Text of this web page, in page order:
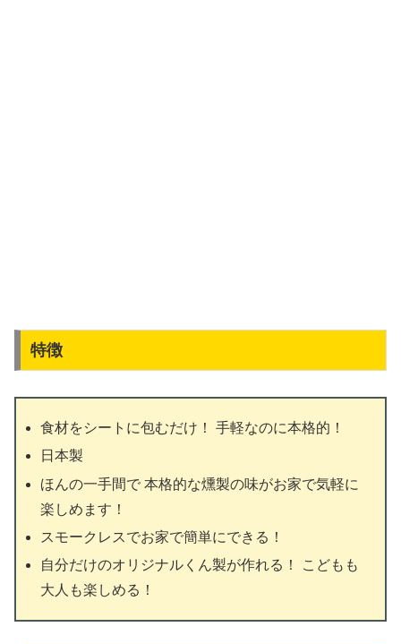
特徴
食材をシートに包むだけ！ 手軽なのに本格的！
日本製
ほんの一手間で 本格的な燻製の味がお家で気軽に
楽しめます！
スモークレスでお家で簡単にできる！
自分だけのオリジナルくん製が作れる！ こどもも
大人も楽しめる！